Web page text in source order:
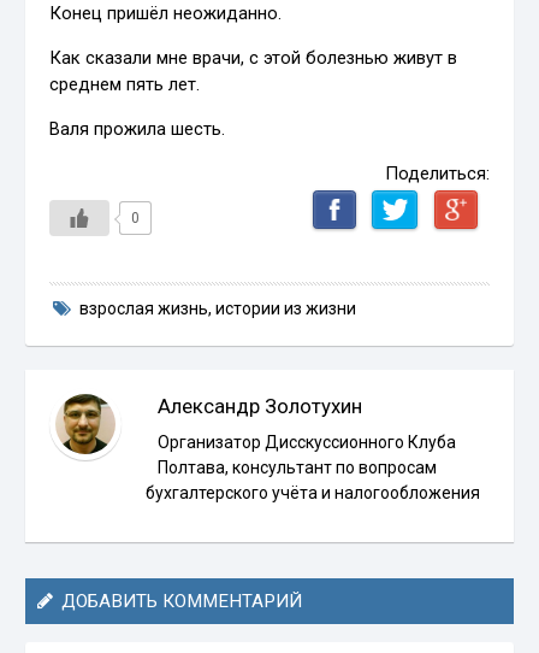
Конец пришёл неожиданно.
Как сказали мне врачи, с этой болезнью живут в
среднем пять лет.
Валя прожила шесть.
Поделиться:
0
взрослая жизнь, истории из жизни
Александр Золотухин
Организатор Дисскуссионного Клуба
Полтава, консультант по вопросам
бухгалтерского учёта и налогообложения
ДОБАВИТЬ КОММЕНТАРИЙ